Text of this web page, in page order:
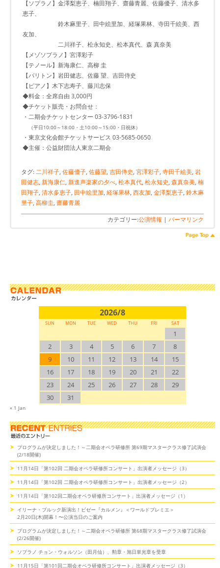
【ソプラノ】金澤梨恵子、楠田翔子、齋藤青麗、佐藤優子、清水多
恵子、
鈴木麻里子、田中絵里加、経塚果林、寺田千絵美、西
友加、
二川祥子、松永知史、松本真代、森 真奈美
【メゾソプラノ】宮澤彩子
【テノール】新海康仁、高柳 圭
【バリトン】岩田健志、佐藤 望、吉田侍史
【ピアノ】木下志寿子、藤川志保
◆料金：全席自由 3,000円
◆チケット販売・お問合せ：
・二期会チケットセンター 03-3796-1831
（平日10:00～18:00・土10:00～15:00・日祝休）
・東京文化会館チケットサービス 03-5685-0650
◆主催：公益財団法人東京二期会
タグ:二川祥子, 佐藤優子, 佐藤望, 吉田侍史, 宮澤彩子, 寺田千絵美, 岩
田健志, 新海康仁, 新進声楽家の夕べ, 松本真代, 松永知史, 森真奈美, 楠
田翔子, 清水多恵子, 田中絵里加, 経塚果林, 西友加, 金澤梨恵子, 鈴木麻
里子, 高柳圭, 齋藤青麗
カテゴリー:公演情報 | パーマリンク
2026/8
SUN MON TUE WED THU FRI SAT
1
2
3 4 5 6 7
8
9
10 11 12 13 14
15
16
17 18 19 20 21
22
23
24 25 26 27 28
29
30
31
« 1 Jan
プログラムが決定しました！～二期会オペラ研修所 第69期マスタークラス修了試演会
(2/18開催)
11月14日「第102回 二期会オペラ研修所コンサート」出演者メッセージ（3）
11月14日「第102回 二期会オペラ研修所コンサート」出演者メッセージ（2）
11月14日「第102回二期会オペラ研修所コンサート」出演者メッセージ（1）
イリーナ・ブルック新演出！ビゼー『カルメン』＜ワールドプレミエ＞
2月20日(木)開幕！〜公演当日のご案内
プログラムが決定しました！～二期会オペラ研修所 第68期マスタークラス修了試演会
(2/26開催)
ソプラノ チョン・ウォルソン（田月仙）、勲章・旭日単光章を受章
11月15日「第101回二期会オペラ研修所コンサート」出演者メッセージ（3）